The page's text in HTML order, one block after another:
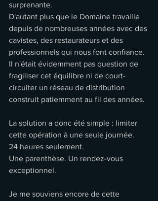
surprenante.
D'autant plus que le Domaine travaille
depuis de nombreuses années avec des
cavistes, des restaurateurs et des
professionnels qui nous font confiance.
Il n'était évidemment pas question de
fragiliser cet équilibre ni de court-
circuiter un réseau de distribution
construit patiemment au fil des années.
La solution a donc été simple : limiter
cette opération à une seule journée.
24 heures seulement.
Une parenthèse. Un rendez-vous
exceptionnel.
Je me souviens encore de cette